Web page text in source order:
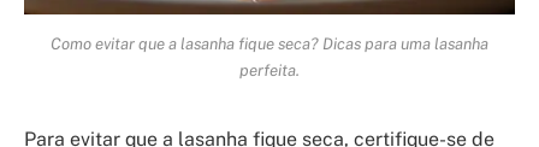
Como evitar que a lasanha fique seca? Dicas para uma lasanha
perfeita.
Para evitar que a lasanha fique seca, certifique-se de